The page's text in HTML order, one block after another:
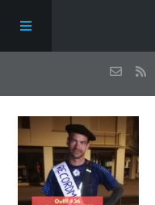
Episodes
Qui sommes nous ?